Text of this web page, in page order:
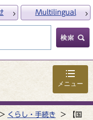
メニュー
Multilingual
くらし・手続き
【国